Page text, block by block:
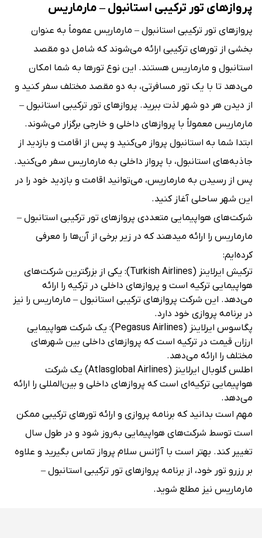
پروازهای تور ترکیبی استانبول – مارماریس
پروازهای تور ترکیبی استانبول – مارماریس عموماً به عنوان
بخشی از تورهای ترکیبی ارائه می‌شوند که شامل دو مقصد
استانبول و مارماریس هستند. این نوع تورها به شما امکان
می‌دهد تا با یک تور مسافرتی، به دو مقصد مختلف سفر کنید و
از دیدن هر دو شهر لذت ببرید. پروازهای تور ترکیبی استانبول –
مارماریس معمولاً با پروازهای داخلی و خارجی برگزار می‌شوند.
ابتدا شما به استانبول پرواز می‌کنید و پس از اقامت و بازدید از
جاذبه‌های استانبول، با پرواز داخلی به مارماریس سفر می‌کنید.
پس از رسیدن به مارماریس، می‌توانید اقامت و بازدید خود را در
این شهر ساحلی آغاز کنید.
شرکت‌های هواپیمایی متعددی پروازهای تور ترکیبی استانبول –
مارماریس را ارائه می‎دهند که در زیر برخی از آن‌ها را معرفی
کرده‌ایم:
ترکیش ایرلاینز (Turkish Airlines): یکی از بزرگترین شرکت‌های
هواپیمایی ترکیه است و پروازهای داخلی در ترکیه را ارائه
می‌دهد. این شرکت پروازهای ترکیبی استانبول – مارماریس را نیز
در برنامه پروازی خود دارد.
پگاسوس ایرلاینز (Pegasus Airlines): یک شرکت هواپیمایی
ارزان قیمت در ترکیه است که پروازهای داخلی بین شهرهای
مختلف را ارائه می‌دهد.
اطلس گلوبال ایرلاینز (Atlasglobal Airlines) یک شرکت
هواپیمایی ترکیه‌ای است که پروازهای داخلی و بین‌المللی را ارائه
می‌دهد.
مهم است بدانید که برنامه پروازی و ارائه تورهای ترکیبی ممکن
است توسط شرکت‌های هواپیمایی به‌روز شود و در طول سال
تغییر کند. بهتر است با آژانس سلام پرواز تماس بگیرید و علاوه
بر رزرو تور خود، از برنامه پروازهای تور ترکیبی استانبول –
مارماریس نیز مطلع شوید.